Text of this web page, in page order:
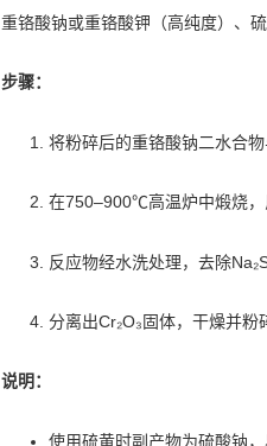
重铬酸钠或重铬酸钾（高纯度）、
步骤：
将粉碎后的重铬酸钠二水合物
在750–900℃高温炉中煅烧，
反应物经水洗处理，去除
分离出Cr₂O₃固体，干燥并粉
说明：
使用硫黄时副产物为硫酸钠